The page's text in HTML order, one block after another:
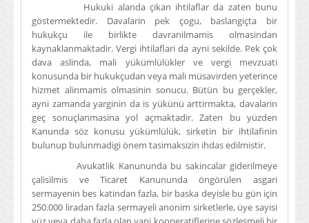
Hukuki alanda çikan ihtilaflar da zaten bunu
göstermektedir. Davalarin pek çogu, baslangiçta bir
hukukçu ile birlikte davranilmamis olmasindan
kaynaklanmaktadir. Vergi ihtilaflari da ayni sekilde. Pek çok
dava aslinda, mali yükümlülükler ve vergi mevzuati
konusunda bir hukukçudan veya mali müsavirden yeterince
hizmet alinmamis olmasinin sonucu. Bütün bu gerçekler,
ayni zamanda yarginin da is yükünü arttirmakta, davalarin
geç sonuçlanmasina yol açmaktadir. Zaten bu yüzden
Kanunda söz konusu yükümlülük, sirketin bir ihtilafinin
bulunup bulunmadigi önem tasimaksizin ihdas edilmistir.
Avukatlik Kanununda bu sakincalar giderilmeye
çalisilmis ve Ticaret Kanununda öngörülen asgari
sermayenin bes katindan fazla, bir baska deyisle bu gün için
250.000 liradan fazla sermayeli anonim sirketlerle, üye sayisi